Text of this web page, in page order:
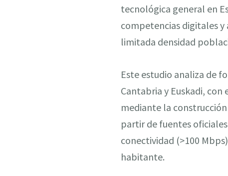
tecnológica general en
competencias digitales y
limitada densidad
Este estudio analiza de
Cantabria y Euskadi,
mediante la
partir de fuentes
conectividad (>100
habitante.